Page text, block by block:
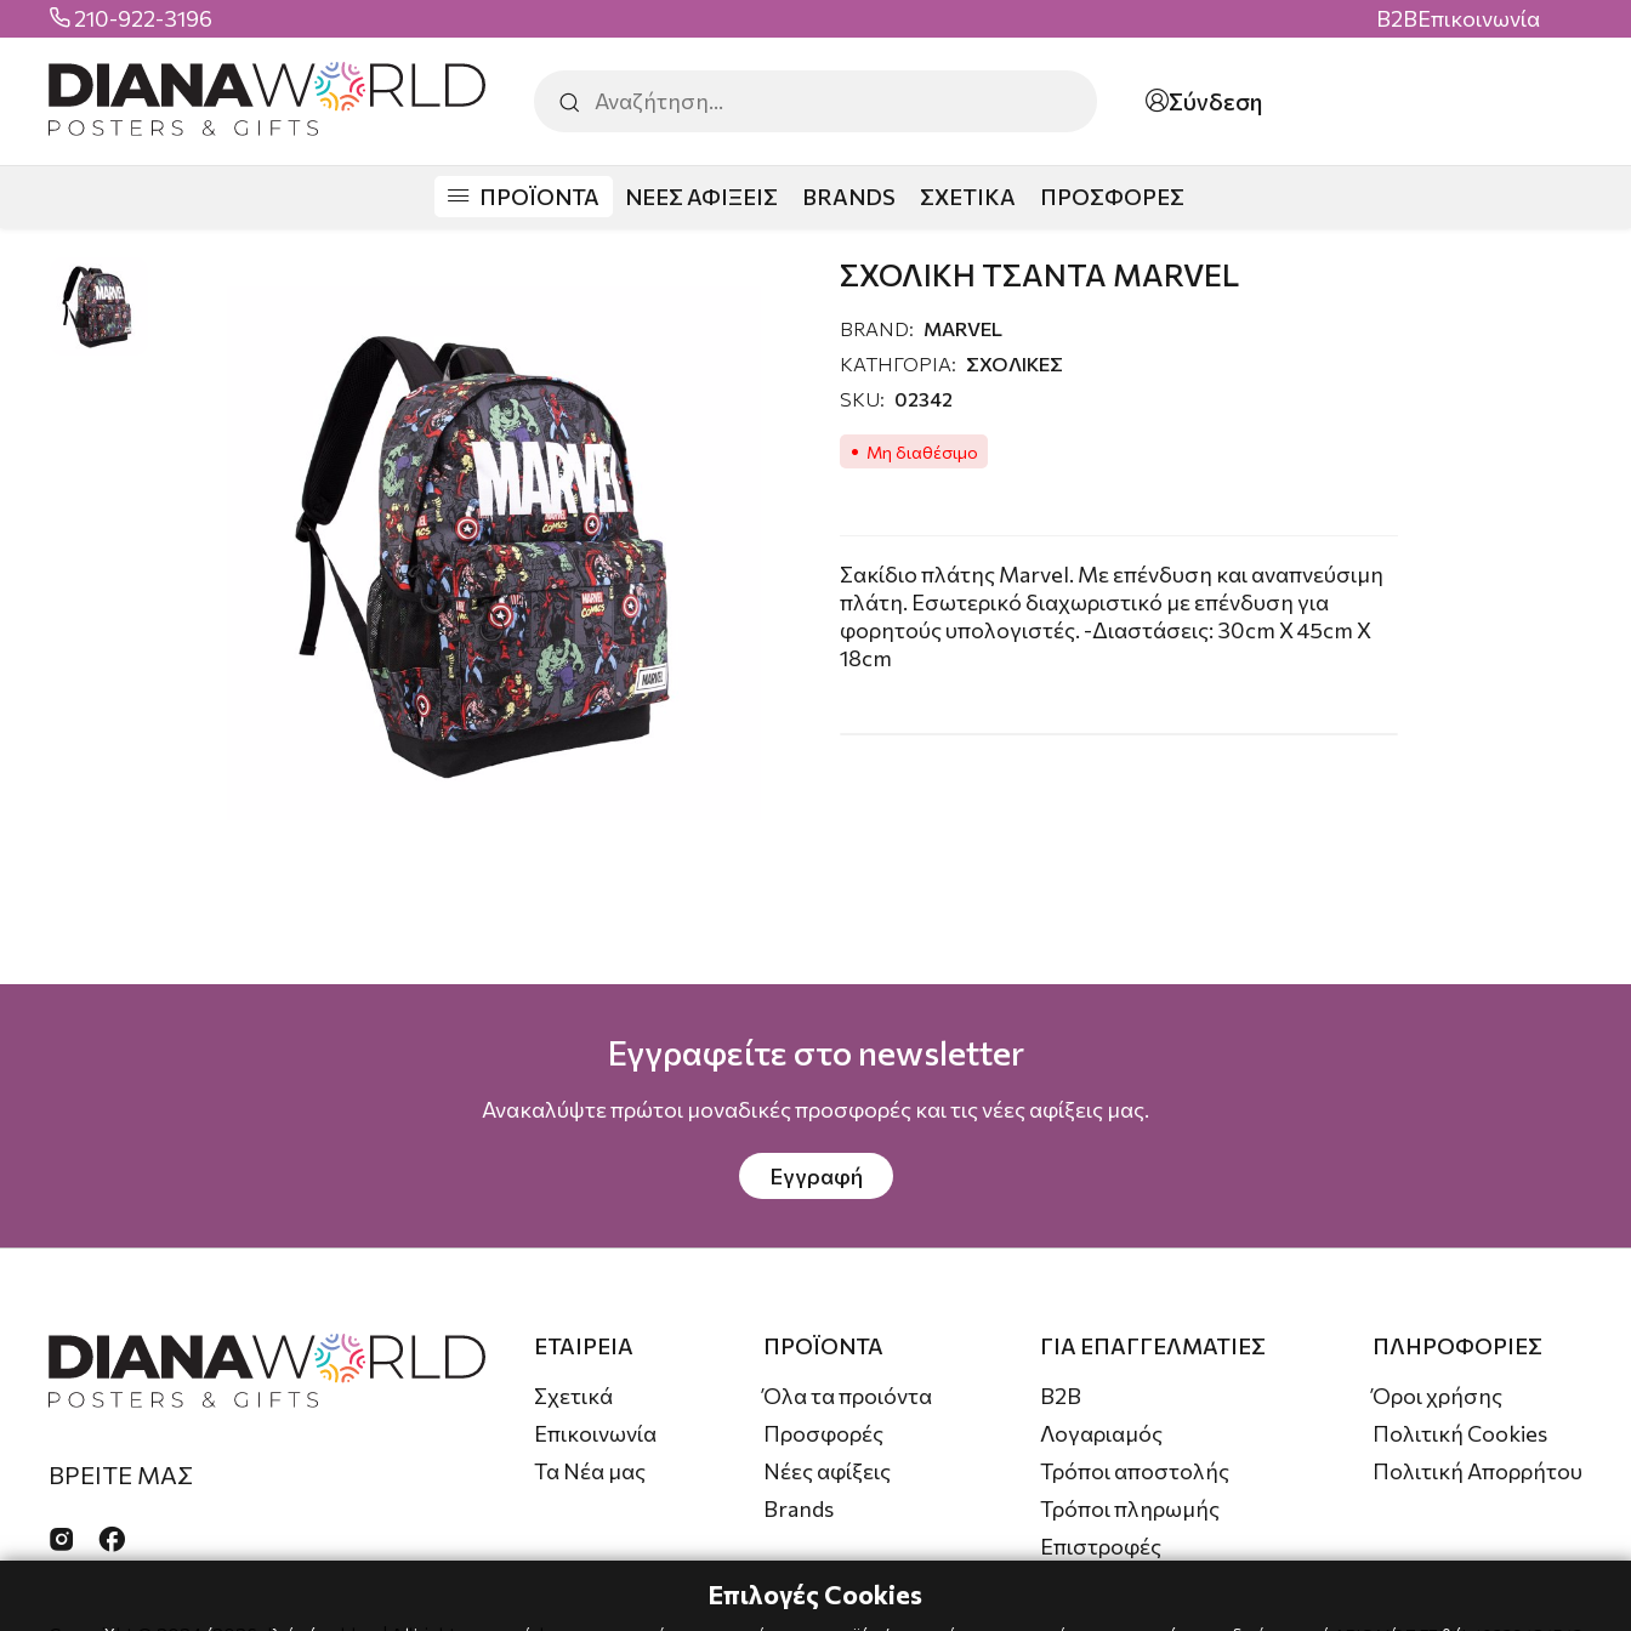
 210-922-3196 B2BΕπικοινωνία
Σύνδεση
ΠΡΟΪΟΝΤΑ ΝΕΕΣ ΑΦΙΞΕΙΣ BRANDS ΣΧΕΤΙΚΑ ΠΡΟΣΦΟΡΕΣ
ΣΧΟΛΙΚΗ ΤΣΑΝΤΑ MARVEL
BRAND: MARVEL
ΚΑΤΗΓΟΡΙΑ: ΣΧΟΛΙΚΕΣ
SKU: 02342
Μη διαθέσιμο
Σακίδιο πλάτης Μarvel. Mε επένδυση και αναπνεύσιμη
πλάτη. Εσωτερικό διαχωριστικό με επένδυση για
φορητούς υπολογιστές. -Διαστάσεις: 30cm X 45cm X
18cm
Εγγραφείτε στο newsletter
Ανακαλύψτε πρώτοι μοναδικές προσφορές και τις νέες αφίξεις μας.
Εγγραφή
ΒΡΕΙΤΕ ΜΑΣ
 
ΕΤΑΙΡΕΙΑ
Σχετικά
Επικοινωνία
Τα Νέα μας
ΠΡΟΪΟΝΤΑ
Όλα τα προιόντα
Προσφορές
Νέες αφίξεις
Brands
ΓΙΑ ΕΠΑΓΓΕΛΜΑΤΙΕΣ
B2B
Λογαριαμός
Τρόποι αποστολής
Τρόποι πληρωμής
Επιστροφές
ΠΛΗΡΟΦΟΡΙΕΣ
Όροι χρήσης
Πολιτική Cookies
Πολιτική Απορρήτου
Επιλογές Cookies